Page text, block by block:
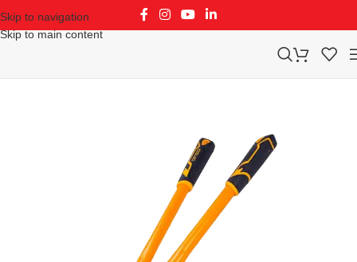
Skip to navigation
Skip to main content